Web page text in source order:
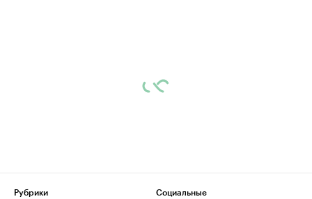
Рубрики
Социальные